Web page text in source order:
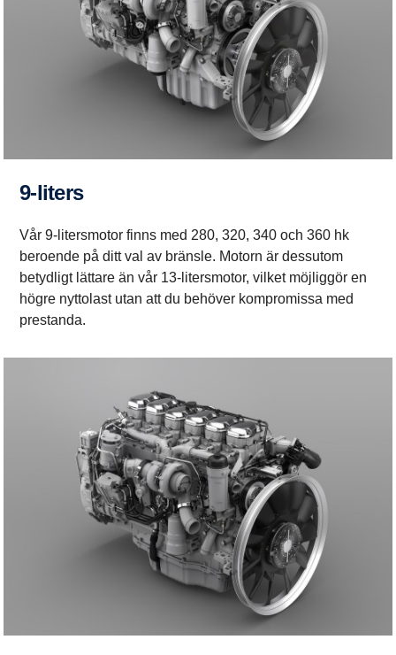
9-liters
Vår 9-litersmotor finns med 280, 320, 340 och 360 hk
beroende på ditt val av bränsle. Motorn är dessutom
betydligt lättare än vår 13-litersmotor, vilket möjliggör en
högre nyttolast utan att du behöver kompromissa med
prestanda.